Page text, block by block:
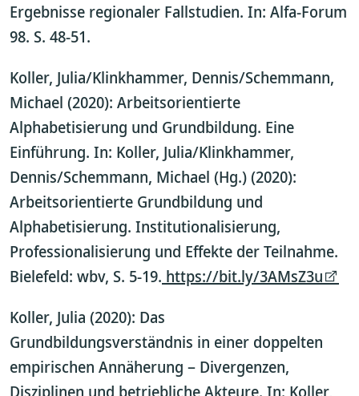
Ergebnisse regionaler Fallstudien. In: Alfa-Forum
98. S. 48-51.
Koller, Julia/Klinkhammer, Dennis/Schemmann,
Michael (2020): Arbeitsorientierte
Alphabetisierung und Grundbildung. Eine
Einführung. In: Koller, Julia/Klinkhammer,
Dennis/Schemmann, Michael (Hg.) (2020):
Arbeitsorientierte Grundbildung und
Alphabetisierung. Institutionalisierung,
Professionalisierung und Effekte der Teilnahme.
Bielefeld: wbv, S. 5-19. https://bit.ly/3AMsZ3u
Koller, Julia (2020): Das
Grundbildungsverständnis in einer doppelten
empirischen Annäherung – Divergenzen,
Disziplinen und betriebliche Akteure. In: Koller,